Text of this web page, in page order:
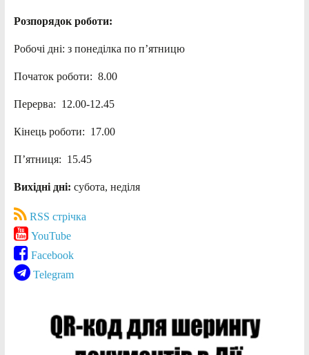
Розпорядок роботи:
Робочі дні: з понеділка по п’ятницю
Початок роботи: 8.00
Перерва: 12.00-12.45
Кінець роботи: 17.00
П’ятниця: 15.45
Вихідні дні: субота, неділя
RSS стрічка
YouTube
Facebook
Telegram